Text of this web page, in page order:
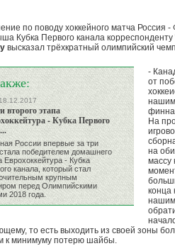
по поводу хоккейного матча Россия
Кубка Первого канала корреспонденту
высказал трёхкратный олимпийский
18.12.2017
второго этапа
- Кубка Первого
России впервые за три
победителем домашнего
Еврохоккейтура - Кубка
канала, который стал
крупным
перед Олимпийскими
2018 года.
-
от
нашим
На
на
массу
конца
нашим
то есть выходить из своей зоны
к минимуму потерю шайбы.